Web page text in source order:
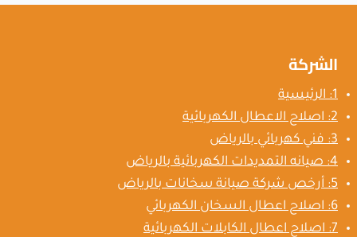
الشركة
1: الرئيسية
2: اصلاح الاعطال الكهربائية
3: فني كهربائي بالرياض
4: صيانه التمديدات الكهربائية بالرياض
5: أرخص شركة صيانة سخانات بالرياض
6: اصلاح اعطال السخان الكهربائي
7: اصلاح اعطال الكابلات الكهربائية